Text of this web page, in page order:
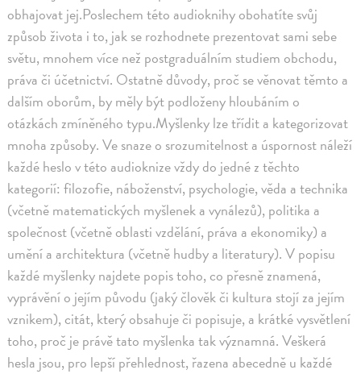
obhajovat jej.Poslechem této audioknihy obohatíte svůj
způsob života i to, jak se rozhodnete prezentovat sami sebe
světu, mnohem více než postgraduálním studiem obchodu,
práva či účetnictví. Ostatně důvody, proč se věnovat těmto a
dalším oborům, by měly být podloženy hloubáním o
otázkách zmíněného typu.Myšlenky lze třídit a kategorizovat
mnoha způsoby. Ve snaze o srozumitelnost a úspornost náleží
každé heslo v této audioknize vždy do jedné z těchto
kategorií: filozofie, náboženství, psychologie, věda a technika
(včetně matematických myšlenek a vynálezů), politika a
společnost (včetně oblasti vzdělání, práva a ekonomiky) a
umění a architektura (včetně hudby a literatury). V popisu
každé myšlenky najdete popis toho, co přesně znamená,
vyprávění o jejím původu (jaký člověk či kultura stojí za jejím
vznikem), citát, který obsahuje či popisuje, a krátké vysvětlení
toho, proč je právě tato myšlenka tak významná. Veškerá
hesla jsou, pro lepší přehlednost, řazena abecedně u každé